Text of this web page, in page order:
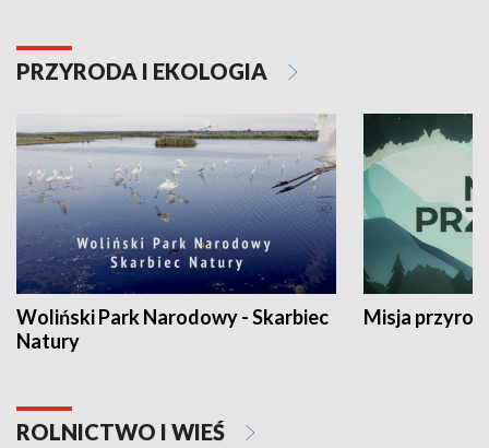
PRZYRODA I EKOLOGIA
Woliński Park Narodowy - Skarbiec
Natury
Misja
ROLNICTWO I WIEŚ